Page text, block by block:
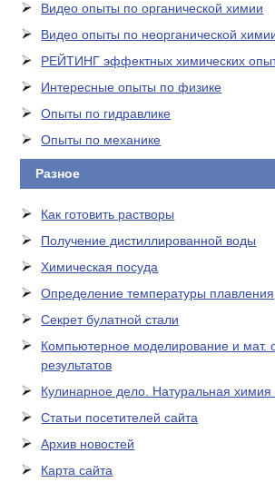
Видео опыты по органической химии
Видео опыты по неорганической
РЕЙТИНГ эффектных химических
Интересные опыты по физике
Опыты по гидравлике
Опыты по механике
Разное
Как готовить растворы
Получение дистиллированной воды
Химическая посуда
Определение температуры плавления
Секрет булатной стали
Компьютерное моделирование и мат.
результатов
Кулинарное дело. Натуральная химия
Статьи посетителей сайта
Архив новостей
Карта сайта